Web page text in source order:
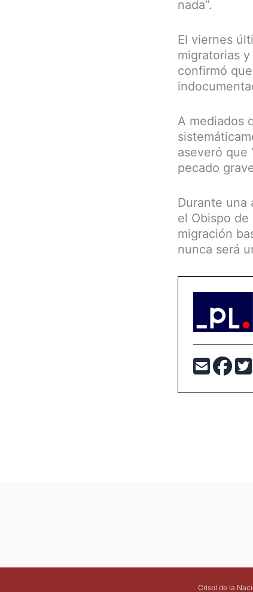
nada”.
El viernes
migratorias
confirmó
A mediados
aseveró que
pecado
Durante una
el Obispo de
migración
nunca será
Crisol de la